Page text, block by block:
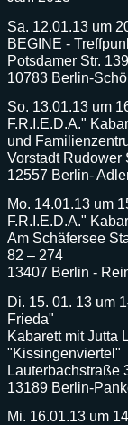
Sa. 12.01.13 um
BEGINE -
Potsdamer Str.
10783 Berlin-
So. 13.01.13 um
F.R.I.E.D.A."
und
Vorstadt Rudower
12557 Berlin-
Mo. 14.01.13 um
F.R.I.E.D.A."
Am Schäfersee
82 – 274
13407 Berlin -
Di. 15. 01. 13 um
Frieda"
Kabarett mit Jutta
"Kissingenviertel"
Lauterbachstraße
13189 Berlin-
Mi. 16.01.13 um